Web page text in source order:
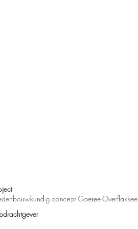
concept Goeree-Overflakkee